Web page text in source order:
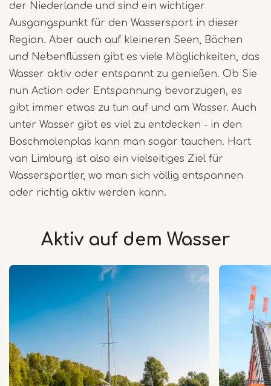
der Niederlande und sind ein wichtiger
Ausgangspunkt für den Wassersport in dieser
Region. Aber auch auf kleineren Seen, Bächen
und Nebenflüssen gibt es viele Möglichkeiten, das
Wasser aktiv oder entspannt zu genießen. Ob Sie
nun Action oder Entspannung bevorzugen, es
gibt immer etwas zu tun auf und am Wasser. Auch
unter Wasser gibt es viel zu entdecken - in den
Boschmolenplas kann man sogar tauchen. Hart
van Limburg ist also ein vielseitiges Ziel für
Wassersportler, wo man sich völlig entspannen
oder richtig aktiv werden kann.
Aktiv auf dem Wasser